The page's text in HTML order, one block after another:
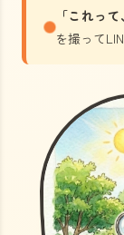
「これっ
を撮って